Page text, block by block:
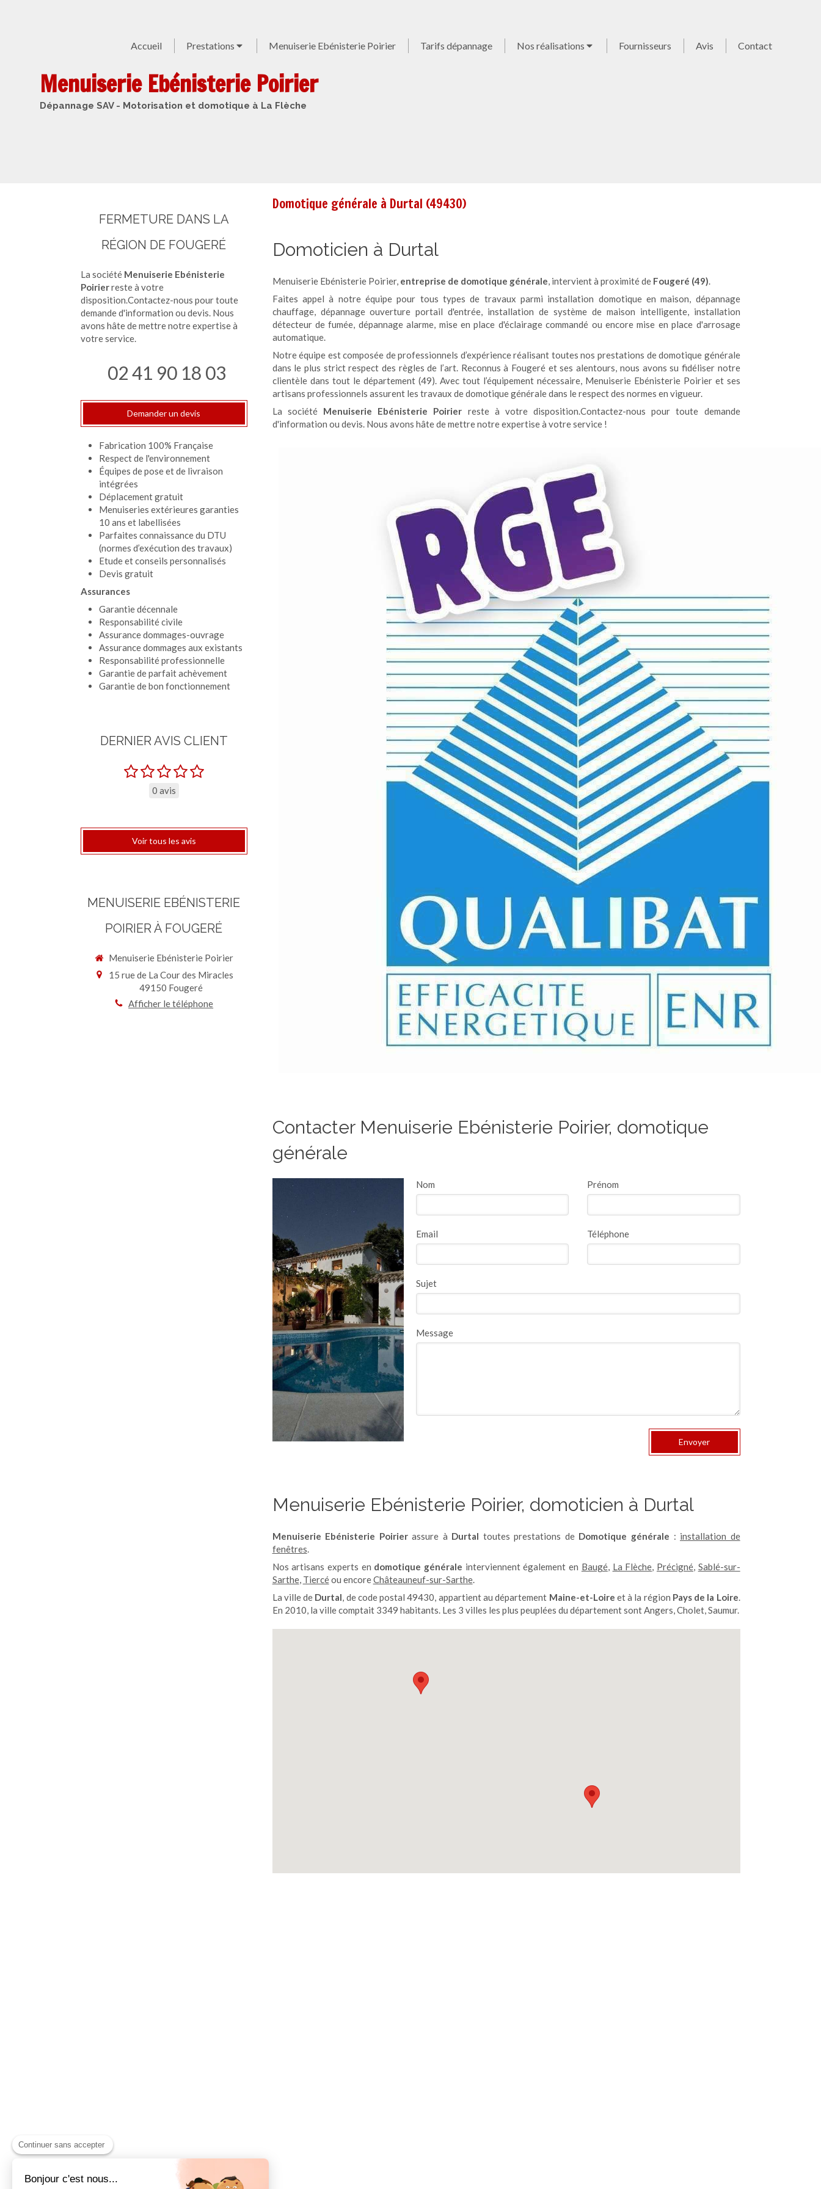
Accueil Prestations Menuiserie Ebénisterie Poirier Tarifs dépannage Nos réalisations Fournisseurs Avis Contact
Menuiserie Ebénisterie Poirier
Dépannage SAV - Motorisation et domotique à La Flèche
Domotique générale à Durtal (49430)
Domoticien à Durtal
Menuiserie Ebénisterie Poirier, entreprise de domotique générale, intervient à proximité de Fougeré (49).
Faites appel à notre équipe pour tous types de travaux parmi installation domotique en maison, dépannage
chauffage, dépannage ouverture portail d'entrée, installation de système de maison intelligente, installation
détecteur de fumée, dépannage alarme, mise en place d'éclairage commandé ou encore mise en place d'arrosage
automatique.
Notre équipe est composée de professionnels d’expérience réalisant toutes nos prestations de domotique générale
dans le plus strict respect des règles de l’art. Reconnus à Fougeré et ses alentours, nous avons su fidéliser notre
clientèle dans tout le département (49). Avec tout l’équipement nécessaire, Menuiserie Ebénisterie Poirier et ses
artisans professionnels assurent les travaux de domotique générale dans le respect des normes en vigueur.
La société Menuiserie Ebénisterie Poirier reste à votre disposition.Contactez-nous pour toute demande
d'information ou devis. Nous avons hâte de mettre notre expertise à votre service !
Contacter Menuiserie Ebénisterie Poirier, domotique
générale
Nom Prénom
Email Téléphone
Sujet
Message
Envoyer
Menuiserie Ebénisterie Poirier, domoticien à Durtal
Menuiserie Ebénisterie Poirierassure à Durtal toutes prestations de Domotique générale : installation de
fenêtres.
Nos artisans experts en domotique générale interviennent également en Baugé, La Flèche, Précigné, Sablé-sur-
Sarthe, Tiercéou encoreChâteauneuf-sur-Sarthe.
La ville de Durtal, de code postal 49430, appartient au département Maine-et-Loire et à la région Pays de la Loire.
En 2010, la ville comptait 3349 habitants. Les 3 villes les plus peuplées du département sont Angers, Cholet, Saumur.
FERMETURE DANS LA
RÉGION DE FOUGERÉ
La société Menuiserie Ebénisterie
Poirierreste à votre
disposition.Contactez-nous pour toute
demande d'information ou devis. Nous
avons hâte de mettre notre expertise à
votre service.
02 41 90 18 03
Demander un devis
Fabrication 100% Française
Respect de l'environnement
Équipes de pose et de livraison
intégrées
Déplacement gratuit
Menuiseries extérieures garanties
10 ans et labellisées
Parfaites connaissance du DTU
(normes d’exécution des travaux)
Etude et conseils personnalisés
Devis gratuit
Assurances
Garantie décennale
Responsabilité civile
Assurance dommages-ouvrage
Assurance dommages aux existants
Responsabilité professionnelle
Garantie de parfait achèvement
Garantie de bon fonctionnement
DERNIER AVIS CLIENT
0 avis
Voir tous les avis
MENUISERIE EBÉNISTERIE
POIRIER À FOUGERÉ
Menuiserie Ebénisterie Poirier
15 rue de La Cour des Miracles
49150 Fougeré
Afficher le téléphone
Continuer sans accepter
Bonjour c'est nous...